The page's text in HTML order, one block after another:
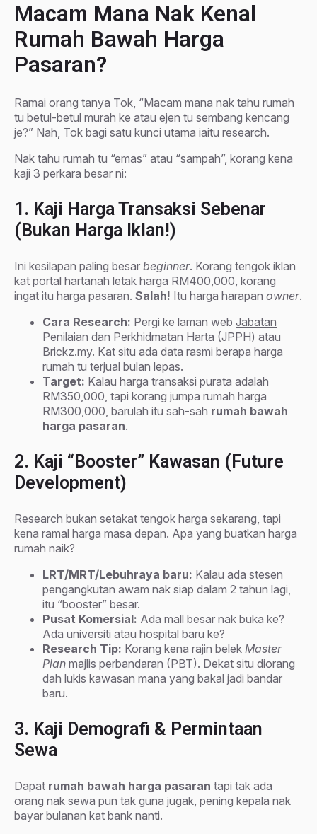
Macam Mana Nak Kenal
Rumah Bawah Harga
Pasaran?
Ramai orang tanya Tok, “Macam mana nak tahu rumah
tu betul-betul murah ke atau ejen tu sembang kencang
je?” Nah, Tok bagi satu kunci utama iaitu research.
Nak tahu rumah tu “emas” atau “sampah”, korang kena
kaji 3 perkara besar ni:
1. Kaji Harga Transaksi Sebenar
(Bukan Harga Iklan!)
Ini kesilapan paling besar beginner. Korang tengok iklan
kat portal hartanah letak harga RM400,000, korang
ingat itu harga pasaran. Salah! Itu harga harapan owner.
Cara Research: Pergi ke laman web Jabatan
Penilaian dan Perkhidmatan Harta (JPPH) atau
Brickz.my. Kat situ ada data rasmi berapa harga
rumah tu terjual bulan lepas.
Target: Kalau harga transaksi purata adalah
RM350,000, tapi korang jumpa rumah harga
RM300,000, barulah itu sah-sah rumah bawah
harga pasaran.
2. Kaji “Booster” Kawasan (Future
Development)
Research bukan setakat tengok harga sekarang, tapi
kena ramal harga masa depan. Apa yang buatkan harga
rumah naik?
LRT/MRT/Lebuhraya baru: Kalau ada stesen
pengangkutan awam nak siap dalam 2 tahun lagi,
itu “booster” besar.
Pusat Komersial: Ada mall besar nak buka ke?
Ada universiti atau hospital baru ke?
Research Tip: Korang kena rajin belek Master
Plan majlis perbandaran (PBT). Dekat situ diorang
dah lukis kawasan mana yang bakal jadi bandar
baru.
3. Kaji Demografi & Permintaan
Sewa
Dapat rumah bawah harga pasaran tapi tak ada
orang nak sewa pun tak guna jugak, pening kepala nak
bayar bulanan kat bank nanti.